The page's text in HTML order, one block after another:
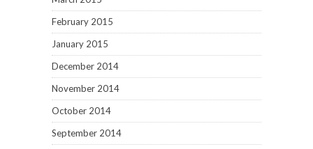
February 2015
January 2015
December 2014
November 2014
October 2014
September 2014